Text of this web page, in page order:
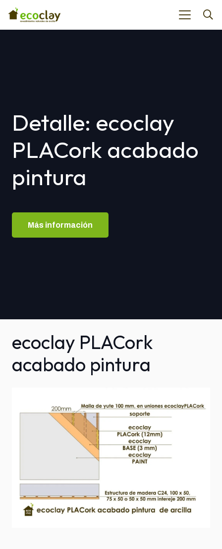
Detalle: ecoclay
PLACork acabado
pintura
Más información
ecoclay PLACork
acabado pintura